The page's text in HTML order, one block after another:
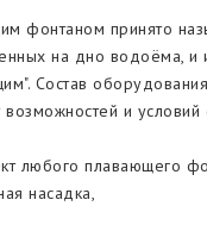
фонтаном принято
на дно водоёма, и
Состав
возможностей и условий
любого плавающего
насадка,